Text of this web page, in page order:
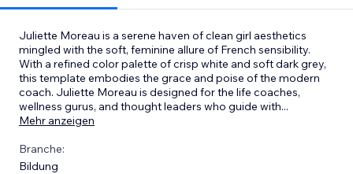
Juliette Moreau is a serene haven of clean girl aesthetics
mingled with the soft, feminine allure of French sensibility.
With a refined color palette of crisp white and soft dark grey,
this template embodies the grace and poise of the modern
coach. Juliette Moreau is designed for the life coaches,
wellness gurus, and thought leaders who guide with...
Mehr anzeigen
Branche:
Bildung